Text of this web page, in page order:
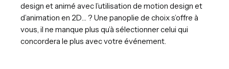
design et animé avec l’utilisation de motion design et
d’animation en 2D… ? Une panoplie de choix s’offre à
vous, il ne manque plus qu’à sélectionner celui qui
concordera le plus avec votre événement.